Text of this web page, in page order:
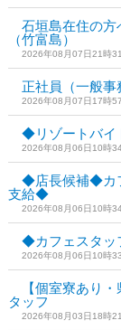
石垣島在住の方
（竹富島）
2026年08月07日21時
正社員（一般
2026年08月07日17時
◆リゾートバ
2026年08月06日10時
◆店長候補◆カ
支給◆
2026年08月06日10時
◆カフェスタ
2026年08月06日10時
【個室寮あり
タッフ
2026年08月03日18時